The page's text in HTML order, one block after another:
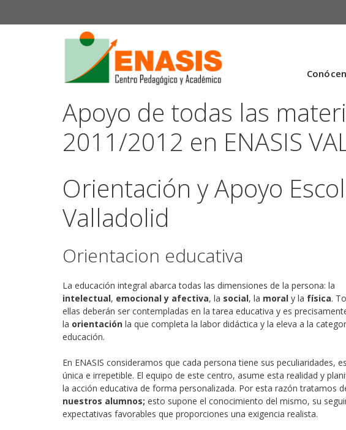
Apoyo de todas las
2011/2012 en ENASIS
Orientación y Apoyo
Valladolid
Orientacion educativa
La educación integral abarca todas las dimensiones de la persona: la
intelectual, emocional y afectiva, la social, la moral y la física.
ellas deberán ser contempladas en la tarea educativa y es
la orientación la que completa la labor didáctica y la eleva a la
educación.
En ENASIS consideramos que cada persona tiene sus peculiaridades, es
única e irrepetible. El equipo de este centro, asume esta realidad y
la acción educativa de forma personalizada. Por esta razón tratamos
nuestros alumnos; esto supone el conocimiento del mismo, su
expectativas favorables que proporciones una exigencia realista.